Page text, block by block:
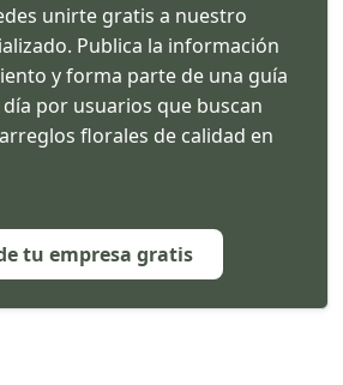
unirte gratis a nuestro
Publica la información
y forma parte de una guía
por usuarios que buscan
florales de calidad en
tu empresa gratis